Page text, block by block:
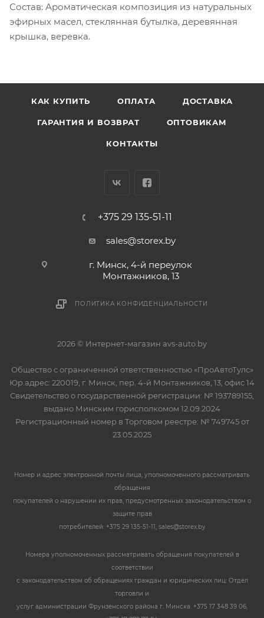
Состав: Ароматическая композиция из натуральных
эфирных масел, стеклянная бутылка, деревянная
крышка, веревка.
КАК КУПИТЬ ОПЛАТА ДОСТАВКА
ГАРАНТИЯ И ВОЗВРАТ ОПТОВИКАМ
КОНТАКТЫ
+375 29 135-51-11
sales@storex.by
г. Минск, 4-й переулок
Монтажников, 13
ПОЛИТИКА КОНФИДЕНЦИАЛЬНОСТИ
2026 © Интернет-магазин avs-auto.by
Общество с ограниченной ответственностью «ПроАвтоТулс»
Юр.адрес: 220019, г. Минск, пер. 4-й Монтажников, 13, офис 14
Свидетельство о государственной регистрации: № 193789155,
выдано Минским горисполкомом 12.09.2024
Регистрационный номер в Торговом реестре: № 749745 от
23.05.2025
Номер и адрес электронной почты лица, уполномоченного рассматривать
обращения
покупателей о нарушении их прав, предусмотренных законодательством о
защите прав
потребителей: +375 29 135-51-11, sales@storex.by
Номера уполномоченных рассматривать обращения покупателей в
соответствии
с законодательством об обращениях граждан и юридических лиц: Отдел
торговли и
услуг администрации Фрунзенского района г. Минска: +375 17 348 39 06,